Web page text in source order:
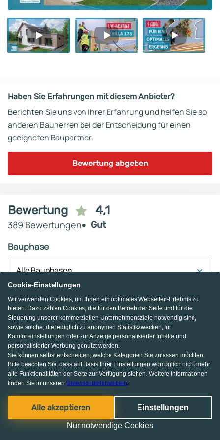
KI Chat
Video
1
Video
2
Video
3
Haben Sie Erfahrungen mit diesem Anbieter?
Berichten Sie uns von Ihrer Erfahrung und helfen Sie so
anderen Bauherren bei der Entscheidung für einen
geeigneten Baupartner.
Bewertung abgeben
Bewertung 4,1
389 Bewertungen Gut
Bauphase
Alle Bauphasen
Bauort
z.B. 12345 oder Berlin
5-Sterne
4-Sterne 24%
3-Sterne 13%
2-Sterne
1-Sterne 8%
Echte Erfahrungen von verifizierten Interessenten
Cookie-Einstellungen
Wir verwenden Cookies, um Ihnen ein optimales Webseiten-Erlebnis zu
bieten. Dazu zählen Cookies, die für den Betrieb der Seite und für die
Steuerung unserer kommerziellen Unternehmensziele notwendig sind,
sowie solche, die lediglich zu anonymen Statistikzwecken, für
Komforteinstellungen oder zur Anzeige personalisierter Inhalte und
personalisierter Werbung genutzt werden.
Sie können selbst entscheiden, welche Kategorien Sie zulassen möchten.
Bitte beachten Sie, dass auf Basis Ihrer Einstellungen womöglich nicht mehr
alle Funktionalitäten der Seite zur Verfügung stehen. Weitere Informationen
finden Sie in unseren Datenschutzhinweisen.
Alle akzeptieren Einstellungen
Nur notwendige Cookies